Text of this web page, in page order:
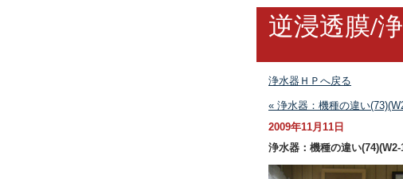
逆浸透膜/
浄水器ＨＰへ戻る
« 浄水器：機種の違い
2009年11月11日
浄水器：機種の違い(74)(W2-